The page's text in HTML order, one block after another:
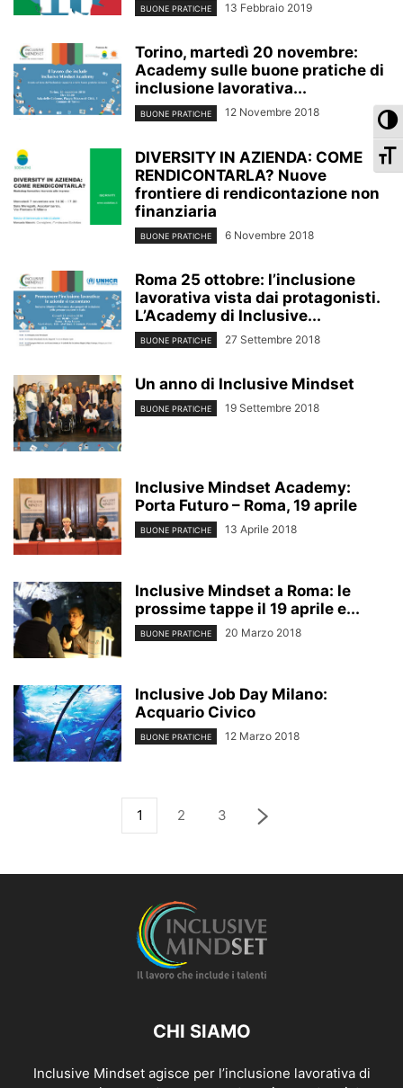
BUONE PRATICHE 13 Febbraio 2019
Torino, martedì 20 novembre:
Academy sulle buone pratiche di
inclusione lavorativa...
BUONE PRATICHE 12 Novembre 2018
DIVERSITY IN AZIENDA: COME
RENDICONTARLA? Nuove
frontiere di rendicontazione non
finanziaria
BUONE PRATICHE 6 Novembre 2018
Roma 25 ottobre: l’inclusione
lavorativa vista dai protagonisti.
L’Academy di Inclusive...
BUONE PRATICHE 27 Settembre 2018
Un anno di Inclusive Mindset
BUONE PRATICHE 19 Settembre 2018
Inclusive Mindset Academy:
Porta Futuro – Roma, 19 aprile
BUONE PRATICHE 13 Aprile 2018
Inclusive Mindset a Roma: le
prossime tappe il 19 aprile e...
BUONE PRATICHE 20 Marzo 2018
Inclusive Job Day Milano:
Acquario Civico
BUONE PRATICHE 12 Marzo 2018
1 2 3
CHI SIAMO
Inclusive Mindset agisce per l’inclusione lavorativa di